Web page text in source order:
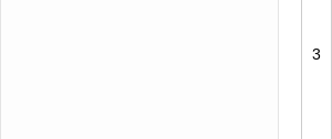
3